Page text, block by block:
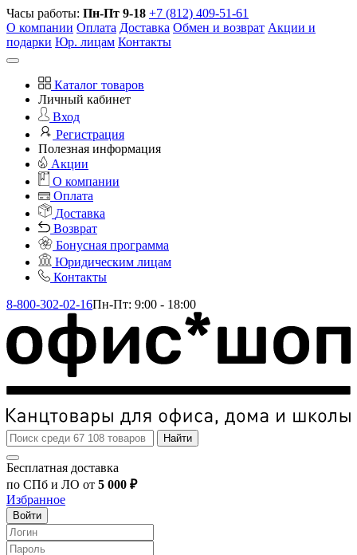
Часы работы: Пн-Пт 9-18 +7 (812) 409-51-61
О компании Оплата Доставка Обмен и возврат Акции и
подарки Юр. лицам Контакты
Каталог товаров
Личный кабинет
Вход
Регистрация
Полезная информация
Акции
О компании
Оплата
Доставка
Возврат
Бонусная программа
Юридическим лицам
Контакты
8-800-302-02-16Пн-Пт: 9:00 - 18:00
Найти
Бесплатная доставка
по СПб и ЛО от 5 000 ₽
Избранное
Войти